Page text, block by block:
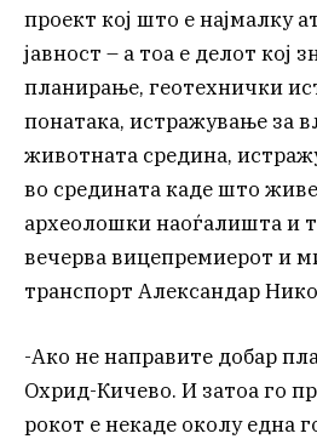
проект кој што е најмалку
јавност – а тоа е делот кој
планирање, геотехнички
понатака, истражување за
животната средина,
во средината каде што
археолошки наоѓалишта и
вечерва вицепремиерот и
транспорт Александар
-Ако не направите добар
Охрид-Кичево. И затоа го
рокот е некаде околу една